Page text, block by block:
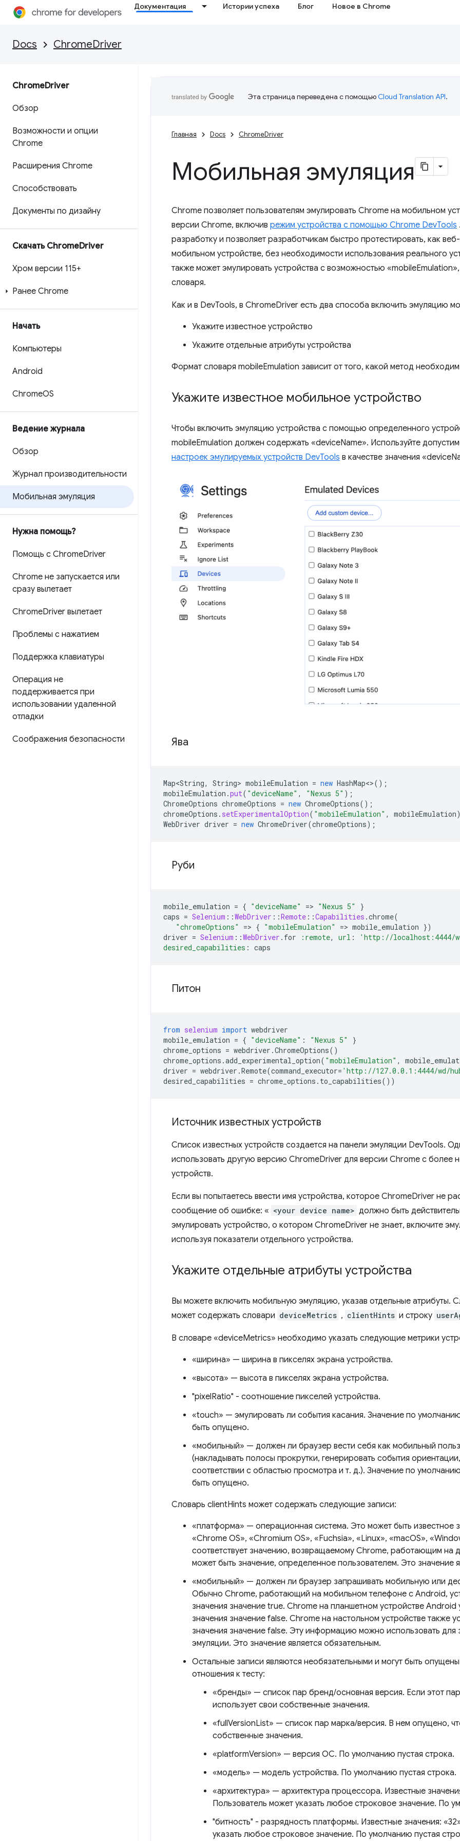
Документация Истории успеха Блог Новое в Chrome
Docs ChromeDriver
ChromeDriver
Обзор
Возможности и опции
Chrome
Расширения Chrome
Способствовать
Документы по дизайну
Скачать ChromeDriver
Хром версии 115+
Ранее Chrome
Начать
Компьютеры
Android
ChromeOS
Ведение журнала
Обзор
Журнал производительности
Мобильная эмуляция
Нужна помощь?
Помощь с ChromeDriver
Chrome не запускается или
сразу вылетает
ChromeDriver вылетает
Проблемы с нажатием
Поддержка клавиатуры
Операция не
поддерживается при
использовании удаленной
отладки
Соображения безопасности
Эта страница переведена с помощьюCloud Translation API.
Главная Docs ChromeDriver
Мобильная эмуляция
Chrome позволяет пользователям эмулировать Chrome на мобильном
версии Chrome, включив режим устройства с помощью Chrome DevTools
разработку и позволяет разработчикам быстро протестировать, как
мобильном устройстве, без необходимости использования реального
также может эмулировать устройства с возможностью
словаря.
Как и в DevTools, в ChromeDriver есть два способа включить эмуляцию
Укажите известное устройство
Укажите отдельные атрибуты устройства
Формат словаря mobileEmulation зависит от того, какой метод
Укажите известное мобильное устройство
Чтобы включить эмуляцию устройства с помощью определенного
mobileEmulation должен содержать «deviceName». Используйте
настроек эмулируемых устройств DevTools в качестве значения
Ява
Map<String, String> mobileEmulation = new HashMap<>();
mobileEmulation .put( "deviceName" , "Nexus 5" );
ChromeOptions chromeOptions = new ChromeOptions();
chromeOptions . setExperimentalOption( "mobileEmulation" , mobileEmulation
WebDriver driver = new ChromeDriver(chromeOptions);
Руби
mobile_emulation = { "deviceName" => "Nexus 5"
}
caps = Selenium ::WebDriver ::Remote ::Capabilities .chrome(
"chromeOptions"
=> { "mobileEmulation" => mobile_emulation })
driver = Selenium ::WebDriver . for :remote, url :
'http://localhost:4444/
desired_capabilities : caps
Питон
from selenium import webdriver
mobile_emulation = { "deviceName" : "Nexus 5"
}
chrome_options = webdriver .ChromeOptions()
chrome_options .add_experimental_option( "mobileEmulation" ,
driver = webdriver .Remote(command_executor= 'http://127.0.0.1:4444/wd/
desired_capabilities = chrome_options . to_capabilities())
Источник известных устройств
Список известных устройств создается на панели эмуляции DevTools.
использовать другую версию ChromeDriver для версии Chrome с более
устройств.
Если вы попытаетесь ввести имя устройства, которое ChromeDriver не
сообщение об ошибке: « <your device name> должно быть
эмулировать устройство, о котором ChromeDriver не знает, включите
используя показатели отдельного устройства.
Укажите отдельные атрибуты устройства
Вы можете включить мобильную эмуляцию, указав отдельные атрибуты.
может содержать словари deviceMetrics , clientHints и строку
В словаре «deviceMetrics» необходимо указать следующие метрики
«ширина» — ширина в пикселях экрана устройства.
«высота» — высота в пикселях экрана устройства.
"pixelRatio" - соотношение пикселей устройства.
«touch» — эмулировать ли события касания. Значение по
быть опущено.
«мобильный» — должен ли браузер вести себя как мобильный
(накладывать полосы прокрутки, генерировать события
соответствии с областью просмотра и т. д.). Значение по
быть опущено.
Словарь clientHints может содержать следующие записи:
«платформа» — операционная система. Это может быть известное
«Chrome OS», «Chromium OS», «Fuchsia», «Linux», «macOS»,
соответствует значению, возвращаемому Chrome, работающим на
может быть значение, определенное пользователем. Это значение
«мобильный» — должен ли браузер запрашивать мобильную или
Обычно Chrome, работающий на мобильном телефоне с Android,
значения значение true. Chrome на планшетном устройстве Android
значения значение false. Chrome на настольном устройстве также
значения значение false. Эту информацию можно использовать для
эмуляции. Это значение является обязательным.
Остальные записи являются необязательными и могут быть
отношения к тесту:
«бренды» — список пар бренд/основная версия. Если этот
использует свои собственные значения.
«fullVersionList» — список пар марка/версия. В нем опущено,
собственные значения.
«platformVersion» — версия ОС. По умолчанию пустая строка.
«модель» — модель устройства. По умолчанию пустая строка.
«архитектура» — архитектура процессора. Известные
Пользователь может указать любое строковое значение. По
"битность" - разрядность платформы. Известные значения:
указать любое строковое значение. По умолчанию пустая